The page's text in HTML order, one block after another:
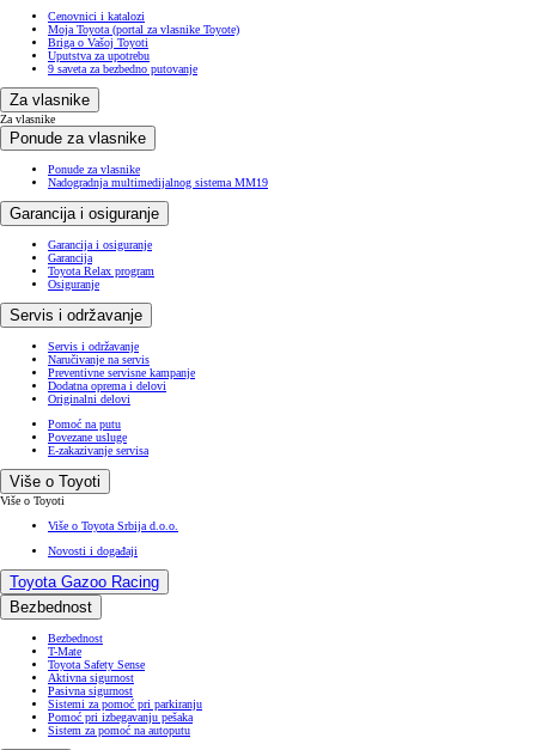
Cenovnici i katalozi
Moja Toyota (portal za vlasnike Toyote)
Briga o Vašoj Toyoti
Uputstva za upotrebu
9 saveta za bezbedno putovanje
Za vlasnike
Za vlasnike
Ponude za vlasnike
Ponude za vlasnike
Nadogradnja multimedijalnog sistema MM19
Garancija i osiguranje
Garancija i osiguranje
Garancija
Toyota Relax program
Osiguranje
Servis i održavanje
Servis i održavanje
Naručivanje na servis
Preventivne servisne kampanje
Dodatna oprema i delovi
Originalni delovi
Pomoć na putu
Povezane usluge
E-zakazivanje servisa
Više o Toyoti
Više o Toyoti
Više o Toyota Srbija d.o.o.
Novosti i događaji
Toyota Gazoo Racing
Bezbednost
Bezbednost
T-Mate
Toyota Safety Sense
Aktivna sigurnost
Pasivna sigurnost
Sistemi za pomoć pri parkiranju
Pomoć pri izbegavanju pešaka
Sistem za pomoć na autoputu